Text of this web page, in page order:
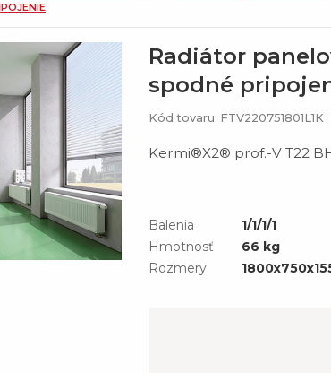
Radiátor
spodné
Kód tovaru: FTV220751801L1K
Kermi®X2® prof.-V T22
Balenia
1/1/1/1
Hmotnosť
66 kg
Rozmery